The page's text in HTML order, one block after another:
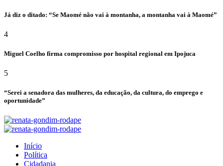
Já diz o ditado: “Se Maomé não vai à montanha, a montanha vai à Maomé”
4
Miguel Coelho firma compromisso por hospital regional em Ipojuca
5
“Serei a senadora das mulheres, da educação, da cultura, do emprego e
oportunidade”
Início
Política
Cidadania